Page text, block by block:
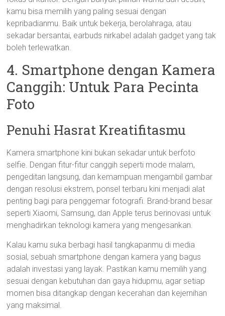
kamu bisa memilih yang paling sesuai dengan
kepribadianmu. Baik untuk bekerja, berolahraga, atau
sekadar bersantai, earbuds nirkabel adalah gadget yang tak
boleh terlewatkan.
4. Smartphone dengan Kamera
Canggih: Untuk Para Pecinta
Foto
Penuhi Hasrat Kreatifitasmu
Kamera smartphone kini bukan sekadar untuk berfoto
selfie. Dengan fitur-fitur canggih seperti mode malam,
pengeditan langsung, dan kemampuan mengambil gambar
dengan resolusi ekstrem, ponsel terbaru kini menjadi alat
penting bagi para penggemar fotografi. Brand-brand besar
seperti Xiaomi, Samsung, dan Apple terus berinovasi untuk
menghadirkan teknologi kamera yang mengesankan.
Kalau kamu suka berbagi hasil tangkapanmu di media
sosial, sebuah smartphone dengan kamera yang bagus
adalah investasi yang layak. Pastikan kamu memilih yang
sesuai dengan kebutuhan dan gaya hidupmu, agar setiap
momen bisa ditangkap dengan kecerahan dan kejernihan
yang maksimal.